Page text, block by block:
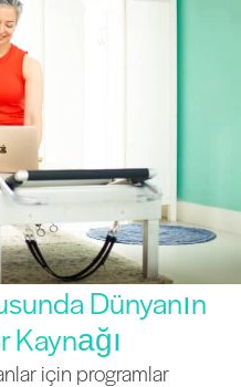
Dünyanın
Kaynağı
için programlar